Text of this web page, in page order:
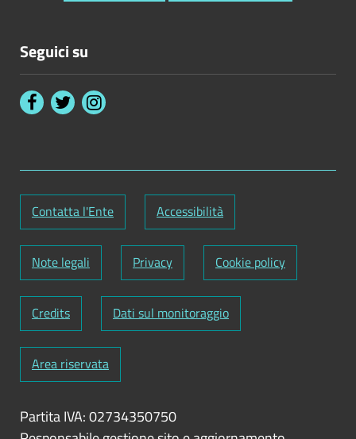
Seguici su
Contatta l'Ente Accessibilità
Note legali Privacy Cookie policy
Credits Dati sul monitoraggio
Area riservata
Partita IVA: 02734350750